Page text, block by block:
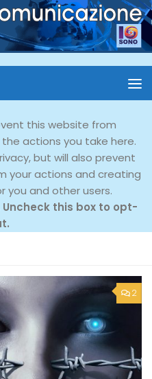
this website from
actions you take here.
but will also prevent
your actions and creating
you and other users.
this box to opt-
2